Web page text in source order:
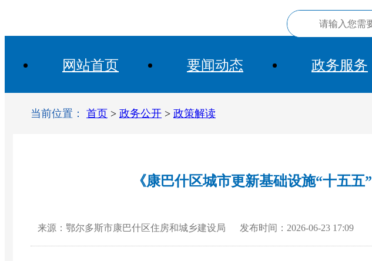
网站首页 要闻动态 政务服务
当前位置： 首页 > 政务公开 > 政策解读
《康巴什区城市更新基础设施“十五
来源：鄂尔多斯市康巴什区住房和城乡建设局 发布时间：2026-06-23 17:09